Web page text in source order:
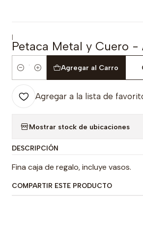
|
Petaca Metal y Cuero -
Cantidad
Agregar al Carro
Agregar a la lista de
Mostrar stock de ubicaciones
DESCRIPCIÓN
Fina caja de regalo, incluye vasos.
COMPARTIR ESTE PRODUCTO